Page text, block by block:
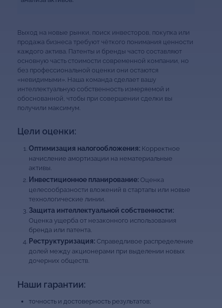
Выход на новые рынки, поиск инвесторов, покупка или
продажа бизнеса требуют чёткого понимания ценности
каждого актива. Патенты и бренды часто составляют
основную часть стоимости современной компании, но
без профессиональной оценки они остаются
«невидимыми». Наша команда сделает вашу
интеллектуальную собственность измеряемой и
обоснованной, чтобы при совершении сделки вы
получили максимум.
Цели оценки:
Оптимизация налогообложения:Корректное
начисление амортизации на нематериальные
активы.
Инвестиционное планирование:Оценка
целесообразности вложений в стартапы или новые
технологические линии.
Защита интеллектуальной собственности:
Оценка ущерба от незаконного использования
бренда или патента.
Реструктуризация:Справедливое распределение
долей между акционерами при выделении новых
дочерних обществ.
Наши гарантии:
точность и достоверность результатов;